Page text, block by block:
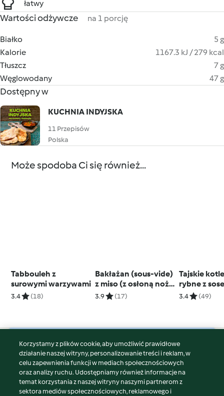
łatwy
Wartości odżywcze na 1 porcję
Białko
5 g
Kalorie
1167.3 kJ / 279 kcal
Tłuszcz
7 g
Węglowodany
47 g
Dostępny w
KUCHNIA INDYJSKA
11 Przepisów
Polska
Może spodoba Ci się również...
Tabbouleh z
surowymi warzywami
3.4 (18)
Bakłażan (sous-vide)
z miso (z osłoną noża
miksującego)
3.9 (17)
Tajskie
rybne z
3.4 (49)
© Copyright 2026
Warunki korzystania
Polityka prywatności
Disclaimer
Korzystamy z plików cookie, aby umożliwić prawidłowe
działanie naszej witryny, personalizowanie treści i reklam, w
celu zapewnienia funkcji w mediach społecznościowych
oraz analizy ruchu. Udostępniamy również informacje na
temat korzystania z naszej witryny naszymi partnerom z
sektora mediów społecznościowych, reklamowego i